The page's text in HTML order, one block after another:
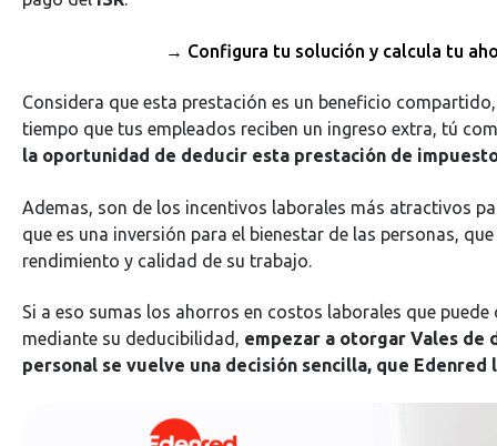
→ Configura tu solución y calcula tu
Considera que esta prestación es un beneficio
tiempo que tus empleados reciben un ingreso extra, tú
la oportunidad de deducir esta prestación de
Ademas, son de los incentivos laborales más atractivos
que es una inversión para el bienestar de las personas,
rendimiento y calidad de su trabajo.
Si a eso sumas los ahorros en costos laborales que puede
mediante su deducibilidad, empezar a otorgar Vales de
personal se vuelve una decisión sencilla, que Edenred